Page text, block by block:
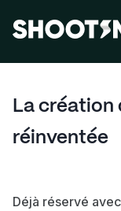
La création
réinventée
Déjà réservé